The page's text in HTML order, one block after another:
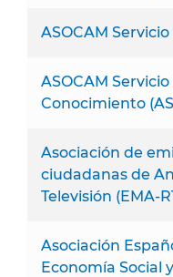
ASOCAM
ASOCAM
Conocimiento
Asociación de
ciudadanas de
Televisión (EMA-
Asociación
Economía Social